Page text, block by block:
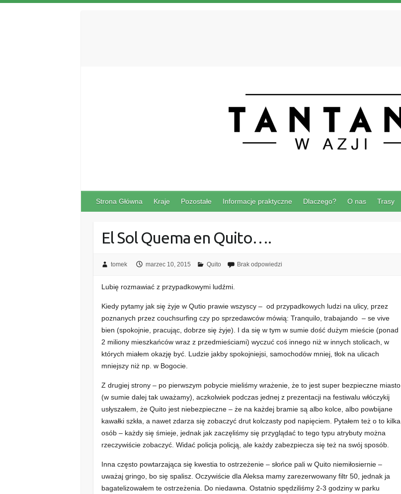
Strona Główna Kraje Pozostałe Informacje praktyczne Dlaczego? O nas Trasy
El Sol Quema en Quito….
tomek marzec 10, 2015 Quito Brak odpowiedzi
Lubię rozmawiać z przypadkowymi ludźmi.
Kiedy pytamy jak się żyje w Qutio prawie wszyscy – od przypadkowych ludzi na ulicy, przez
poznanych przez couchsurfing czy po sprzedawców mówią: Tranquilo, trabajando – se vive
bien (spokojnie, pracując, dobrze się żyje). I da się w tym w sumie dość dużym mieście (ponad
2 miliony mieszkańców wraz z przedmieściami) wyczuć coś innego niż w innych stolicach, w
których miałem okazję być. Ludzie jakby spokojniejsi, samochodów mniej, tłok na ulicach
mniejszy niż np. w Bogocie.
Z drugiej strony – po pierwszym pobycie mieliśmy wrażenie, że to jest super bezpieczne miasto
(w sumie dalej tak uważamy), aczkolwiek podczas jednej z prezentacji na festiwalu włóczykij
usłyszałem, że Quito jest niebezpieczne – że na każdej bramie są albo kolce, albo powbijane
kawałki szkła, a nawet zdarza się zobaczyć drut kolczasty pod napięciem. Pytałem też o to kilka
osób – każdy się śmieje, jednak jak zaczęliśmy się przyglądać to tego typu atrybuty można
rzeczywiście zobaczyć. Widać policja policją, ale każdy zabezpiecza się też na swój sposób.
Inna często powtarzająca się kwestia to ostrzeżenie – słońce pali w Quito niemiłosiernie –
uważaj gringo, bo się spalisz. Oczywiście dla Aleksa mamy zarezerwowany filtr 50, jednak ja
bagatelizowałem te ostrzeżenia. Do niedawna. Ostatnio spędziliśmy 2-3 godziny w parku